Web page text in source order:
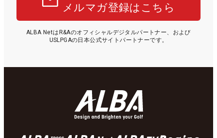
メルマガ登録はこちら
ALBA NetはR&Aのオフィシャルデジタルパートナー、および
USLPGAの日本公式サイトパートナーです。